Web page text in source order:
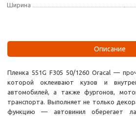
Ширина
Описание
Пленка 551G F305 50/1260 Oracal —
которой оклеивают кузов и
автомобилей, а также фургонов,
транспорта. Выполняет не только
функцию — автовинил оберегает